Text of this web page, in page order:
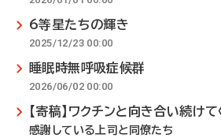
6等星たちの輝き
2025/12/23 00:00
睡眠時無呼吸症候群
2026/06/02 00:00
【寄稿】ワクチンと向き合い続けて
感謝している上司と同僚たち